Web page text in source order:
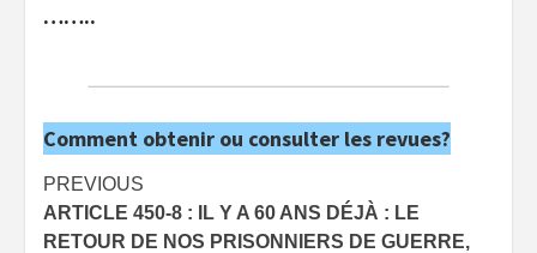
……..
Comment obtenir ou consulter les revues?
Post
navigation
PREVIOUS
ARTICLE 450-8 : IL Y A 60 ANS DÉJÀ : LE
RETOUR DE NOS PRISONNIERS DE GUERRE,